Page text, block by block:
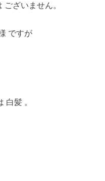
ざいません。
ですが
白髪 。